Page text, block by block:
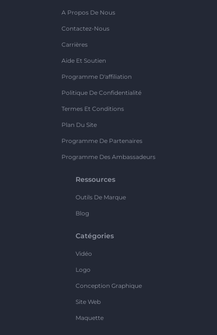
A Propos De Nous
Contactez-Nous
Carrières
Aide Et Soutien
Programme D'affiliation
Politique De Confidentialité
Termes Et Conditions
Plan Du Site
Programme De Partenaires
Programme Des Ambassadeurs
Ressources
Outils De Marque
Blog
Catégories
Vidéo
Logo
Conception Graphique
Site Web
Maquette